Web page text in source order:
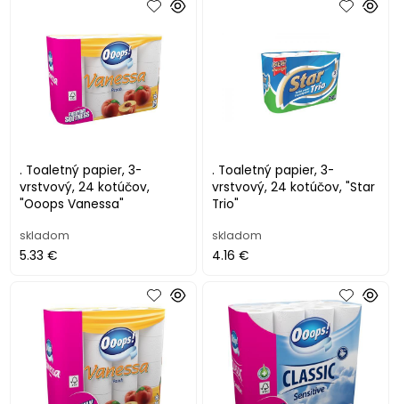
. Toaletný papier, 3-
vrstvový, 24 kotúčov,
"Ooops Vanessa"
skladom
5.33 €
. Toaletný papier, 3-
vrstvový, 24 kotúčov, "Star
Trio"
skladom
4.16 €